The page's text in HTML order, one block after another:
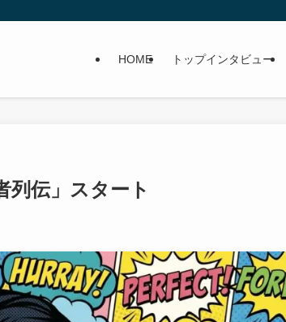
HOME トップインタビュー
列伝」スタート